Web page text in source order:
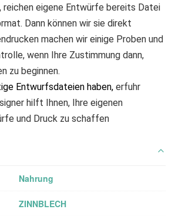
reichen eigene Entwürfe bereits Datei
Dann können wir sie direkt
machen wir einige Proben und
wenn Ihre Zustimmung dann,
zu beginnen.
Entwurfsdateien haben, erfuhr
hilft Ihnen, Ihre eigenen
und Druck zu schaffen
Nahrung
ZINNBLECH